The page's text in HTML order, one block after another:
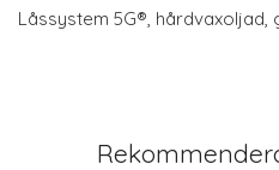
Låssystem 5G®, hårdvaxoljad,